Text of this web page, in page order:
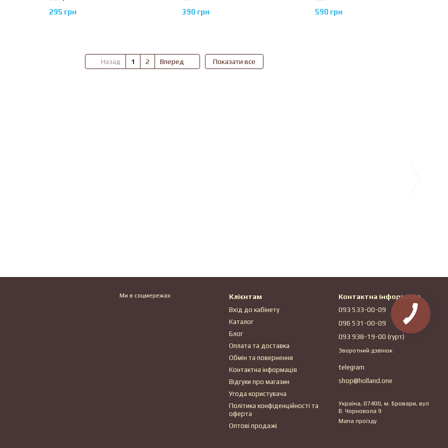
295 грн
390 грн
590 грн
Назад 1 2 Вперед Показати все
Ми в соцмережах Клієнтам
Вхід до кабінету
Каталог
Блог
Оплата та доставка
Обмін та повернення
Контактна інформація
Відгуки про магазин
Угода користувача
Політика конфіденційності та
оферта
Оптові продажі
Контактна інформація
093 533-00-09
096 531-00-09
093 938-19-00 (гурт)
Зворотний дзвінок
telegram
shop@holland.one
Україна, 07400, м. Бровари, вул
В. Чорновола 9
Мапа проїзду